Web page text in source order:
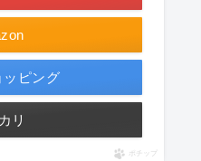
ッピング
リ
ポチップ